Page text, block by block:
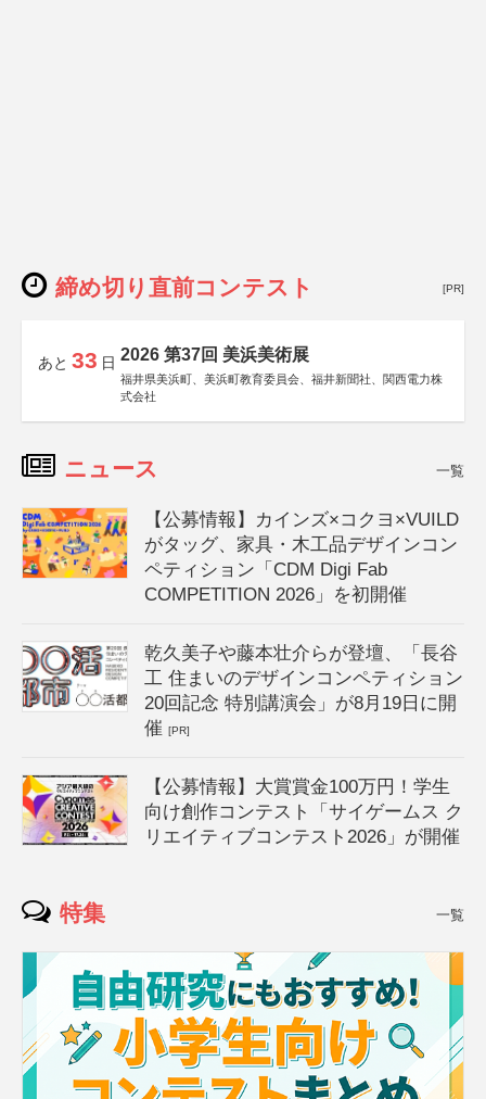
締め切り直前コンテスト [PR]
あと 33 日 2026 第37回 美浜美術展
福井県美浜町、美浜町教育委員会、福井新聞社、関西電力株
式会社
ニュース 一覧
【公募情報】カインズ×コクヨ×VUILD
がタッグ、家具・木工品デザインコン
ペティション「CDM Digi Fab
COMPETITION 2026」を初開催
乾久美子や藤本壮介らが登壇、「長谷
工 住まいのデザインコンペティション
20回記念 特別講演会」が8月19日に開
催[PR]
【公募情報】大賞賞金100万円！学生
向け創作コンテスト「サイゲームス ク
リエイティブコンテスト2026」が開催
特集 一覧